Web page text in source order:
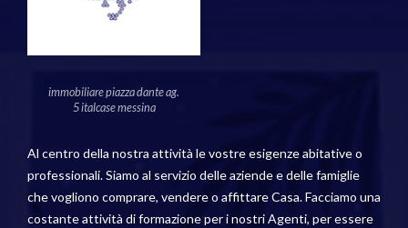
immobiliare piazza dante ag.
5 italcase messina
Al centro della nostra attività le vostre esigenze abitative o
professionali. Siamo al servizio delle aziende e delle famiglie
che vogliono comprare, vendere o affittare Casa. Facciamo una
costante attività di formazione per i nostri Agenti, per essere